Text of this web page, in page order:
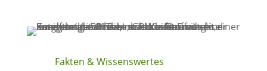
Fakten & Wissenswertes